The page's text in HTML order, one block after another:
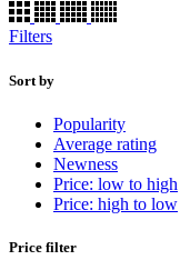
Filters
Sort by
Popularity
Average rating
Newness
Price: low to high
Price: high to low
Price filter